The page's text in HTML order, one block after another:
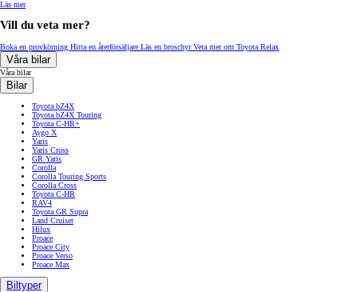
Läs mer
Vill du veta mer?
Boka en provkörning Hitta en återförsäljare Läs en broschyrVeta mer om Toyota Relax
Våra bilar
Våra bilar
Bilar
Toyota bZ4X
Toyota bZ4X Touring
Toyota C-HR+
Aygo X
Yaris
Yaris Cross
GR Yaris
Corolla
Corolla Touring Sports
Corolla Cross
Toyota C-HR
RAV4
Toyota GR Supra
Land Cruiser
Hilux
Proace
Proace City
Proace Verso
Proace Max
Biltyper